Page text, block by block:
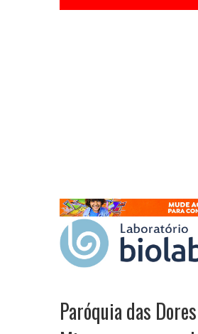
Paróquia das